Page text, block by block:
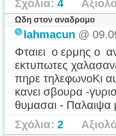
Σχόλια: 4
Ωδη στον αναδρομο
lahmacun @
Φταιει ο ερμης ο
εκτυπωτες
πηρε τηλεφωνοΚι
κανει σβουρα -
θυμασαι - Παλαιψα
Σχόλια: 2